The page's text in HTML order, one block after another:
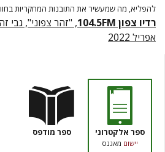
להפליא, מה שמעשיר את התובנות המחקריות
רדיו צפון 104.5FM
, "זהר צפוני", גבי
אפריל 2022
ספר אלקטרוני
יישום מאגנס
ספר מודפס